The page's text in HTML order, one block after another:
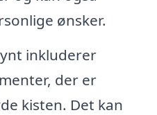
ønsker.
inkluderer
der er
kisten. Det kan